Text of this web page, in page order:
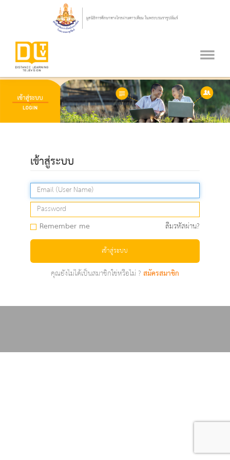
เข้าสู่ระบบ
Remember me ลืมรหัสผ่าน?
เข้าสู่ระบบ
คุณยังไม่ได้เป็นสมาชิกใช่หรือไม่ ?สมัครสมาชิก